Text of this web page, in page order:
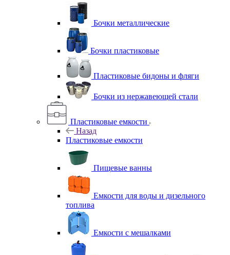
Бочки металлические
Бочки пластиковые
Пластиковые бидоны и фляги
Бочки из нержавеющей стали
Пластиковые емкости
Назад
Пластиковые емкости
Пищевые ванны
Емкости для воды и дизельного
топлива
Емкости с мешалками